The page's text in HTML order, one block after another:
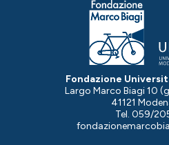
Fondazione
Largo Marco Biagi 10
41121
Tel. 059/